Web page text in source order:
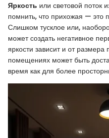
Яркость или световой поток
помнить, что прихожая — это
Слишком тусклое или,
может создать негативное
яркости зависит и от
помещениях может быть
время как для более